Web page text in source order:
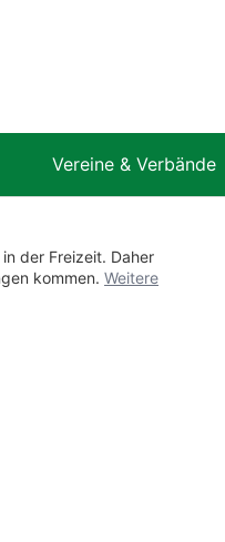
Vereine & Verbände
der Freizeit. Daher
kommen. Weitere